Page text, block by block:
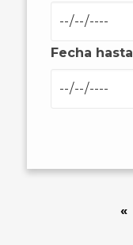
Fecha hasta
«